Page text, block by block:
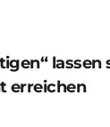
lassen
erreichen